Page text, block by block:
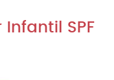
Infantil SPF